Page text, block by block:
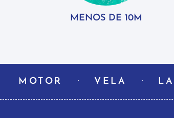
MENOS DE 10M
MOTOR VELA